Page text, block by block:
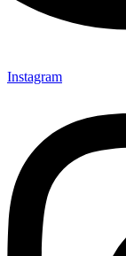
Instagram